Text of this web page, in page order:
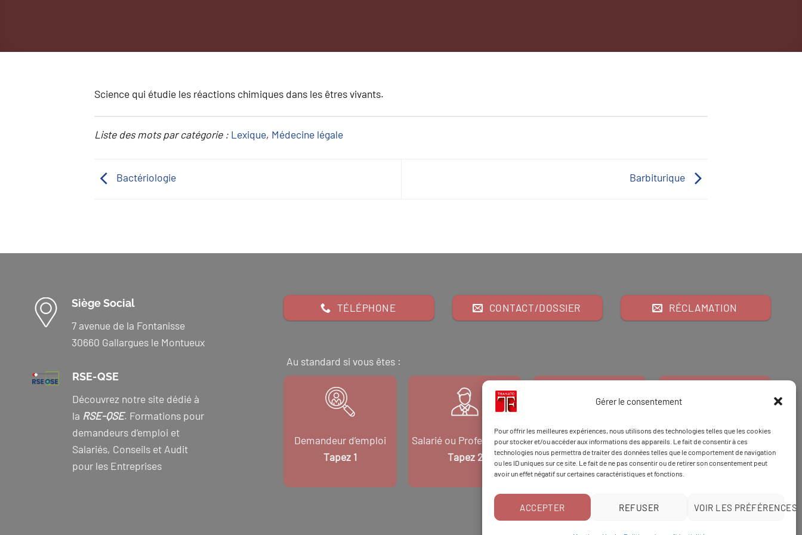
Gérer le consentement
Pour offrir les meilleures expériences, nous utilisons des technologies telles que les cookies
pour stocker et/ou accéder aux informations des appareils. Le fait de consentir à ces
technologies nous permettra de traiter des données telles que le comportement de navigation
ou les ID uniques sur ce site. Le fait de ne pas consentir ou de retirer son consentement peut
avoir un effet négatif sur certaines caractéristiques et fonctions.
ACCEPTER REFUSER VOIR LES PRÉFÉRENCES
Science qui étudie les réactions chimiques dans les êtres vivants.
Liste des mots par catégorie : Lexique, Médecine légale
Bactériologie Barbiturique
Siège Social
7 avenue de la Fontanisse
30660 Gallargues le Montueux
RSE-QSE
Découvrez notre site dédié à
la RSE-QSE. Formations pour
demandeurs d’emploi et
Salariés, Conseils et Audit
pour les Entreprises
TÉLÉPHONE CONTACT/DOSSIER RÉCLAMATION
Au standard si vous êtes :
Demandeur d’emploi
Tapez 1
Salarié ou Professionnel
Tapez 2
Financeur
Tapez 3
EtTapez 98pour
une formation